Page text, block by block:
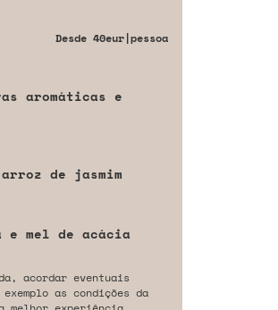
Desde 40eur|pessoa
aromáticas e
de jasmim
e mel de acácia
acordar eventuais
as condições da